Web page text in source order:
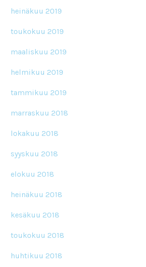
heinäkuu 2019
toukokuu 2019
maaliskuu 2019
helmikuu 2019
tammikuu 2019
marraskuu 2018
lokakuu 2018
syyskuu 2018
elokuu 2018
heinäkuu 2018
kesäkuu 2018
toukokuu 2018
huhtikuu 2018